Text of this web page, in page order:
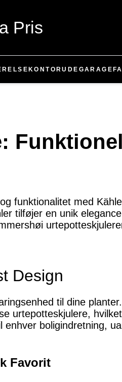
Pris
KONTORUDE GARAGE
funktionalitet med
tilføjer en unik
Design
til dine
urtepotteskjulere,
boligindretning,
Favorit